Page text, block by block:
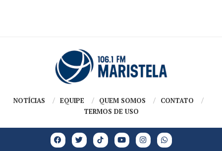
NOTÍCIAS EQUIPE QUEM SOMOS
CONTATO
TERMOS DE USO